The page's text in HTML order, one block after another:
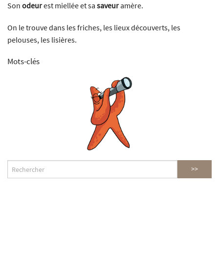
Son odeurest miellée et sa saveuramère.
On le trouve dans les friches, les lieux découverts, les
pelouses, les lisières.
Mots-clés